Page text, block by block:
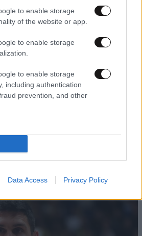
to enable storage
of the website or app.
to enable storage
to enable storage
including authentication
prevention, and other
Data Access Privacy Policy
κτίριο που χτίζει ο
Terafab και θα κοστίσει 16,8